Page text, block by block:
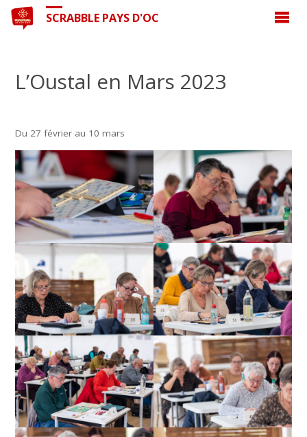
SCRABBLE PAYS D'OC
L’Oustal en Mars 2023
Du 27 février au 10 mars